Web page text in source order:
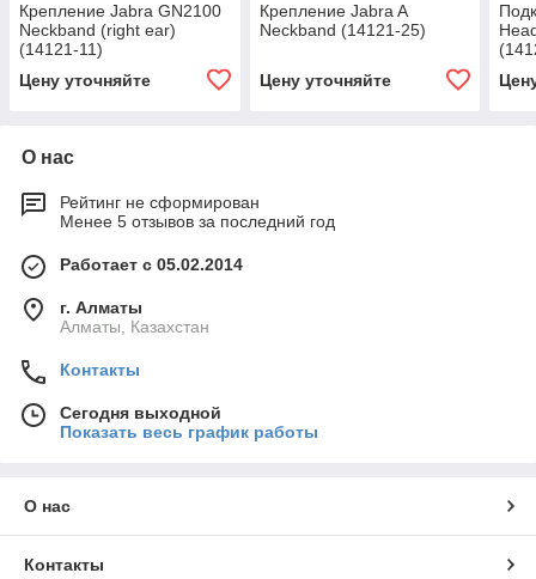
Крепление Jabra GN2100
Neckband (right ear)
(14121-11)
Цену уточняйте
Крепление Jabra A
Neckband (14121-25)
Цену уточняйте
О нас
Рейтинг не сформирован
Менее 5 отзывов за последний год
Работает с 05.02.2014
г. Алматы
Алматы, Казахстан
Контакты
Сегодня выходной
Показать весь график работы
О нас
Контакты